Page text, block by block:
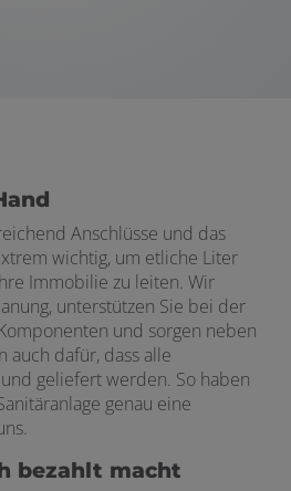
Anschlüsse und das
wichtig, um etliche Liter
Immobilie zu leiten. Wir
unterstützen Sie bei der
und sorgen neben
auch dafür, dass alle
geliefert werden. So haben
genau eine
bezahlt macht